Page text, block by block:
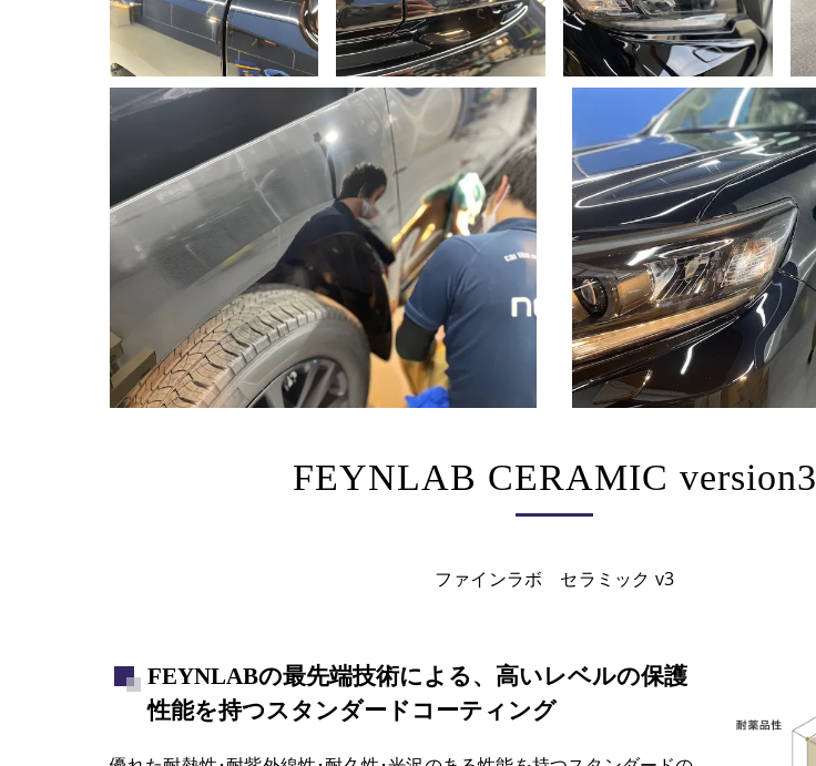
FEYNLAB CERAMIC version3
ファインラボ セラミック v3
FEYNLABの最先端技術による、高いレベルの保護
性能を持つスタンダードコーティング